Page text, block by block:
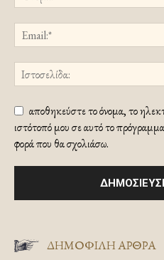
αποθηκεύστε το όνομα, το
ιστότοπό μου σε αυτό το
φορά που θα σχολιάσω.
ΔΗΜΟΦΙΛΗ ΑΡΘΡΑ